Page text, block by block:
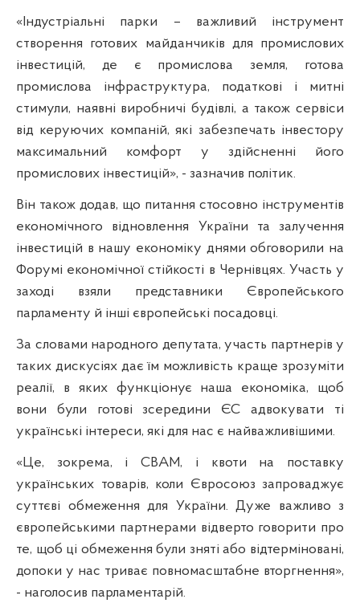
«Індустріальні парки – важливий інструмент
створення готових майданчиків для промислових
інвестицій, де є промислова земля, готова
промислова інфраструктура, податкові і митні
стимули, наявні виробничі будівлі, а також сервіси
від керуючих компаній, які забезпечать інвестору
максимальний комфорт у здійсненні його
промислових інвестицій», - зазначив політик.
Він також додав, що питання стосовно інструментів
економічного відновлення України та залучення
інвестицій в нашу економіку днями обговорили на
Форумі економічної стійкості в Чернівцях. Участь у
заході взяли представники Європейського
парламенту й інші європейські посадовці.
За словами народного депутата, участь партнерів у
таких дискусіях дає їм можливість краще зрозуміти
реалії, в яких функціонує наша економіка, щоб
вони були готові зсередини ЄС адвокувати ті
українські інтереси, які для нас є найважливішими.
«Це, зокрема, і CBAM, і квоти на поставку
українських товарів, коли Євросоюз запроваджує
суттєві обмеження для України. Дуже важливо з
європейськими партнерами відверто говорити про
те, щоб ці обмеження були зняті або відтерміновані,
допоки у нас триває повномасштабне вторгнення»,
- наголосив парламентарій.